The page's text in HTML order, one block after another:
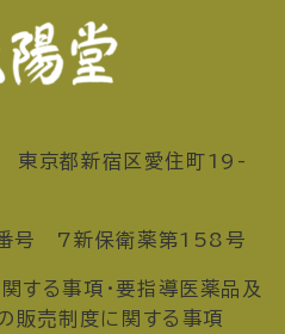
京都新宿区愛住町19-
番号 7新保衛薬第158号
する事項・要指導医薬品及
販売制度に関する事項